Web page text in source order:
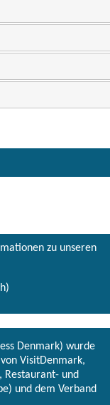
zu unseren
Denmark) wurde
VisitDenmark,
Restaurant- und
und dem Verband